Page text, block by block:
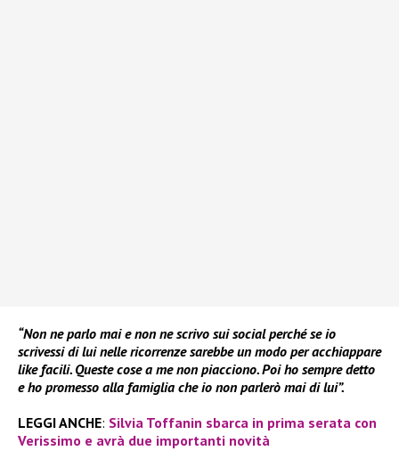
“Non ne parlo mai e non ne scrivo sui social perché se io
scrivessi di lui nelle ricorrenze sarebbe un modo per acchiappare
like facili. Queste cose a me non piacciono. Poi ho sempre detto
e ho promesso alla famiglia che io non parlerò mai di lui”.
LEGGI ANCHE: Silvia Toffanin sbarca in prima serata con
Verissimo e avrà due importanti novità